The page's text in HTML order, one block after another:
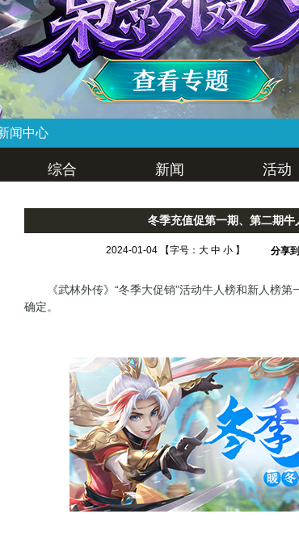
闻中心
综合 新闻 活动
冬季充值促第一期、第二期牛
2024-01-04 【字号： 大 中 小】 分享
《武林外传》“冬季大促销”活动牛人榜和新人榜第
确定。